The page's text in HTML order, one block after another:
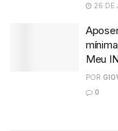
26 DE
Meu
POR
0